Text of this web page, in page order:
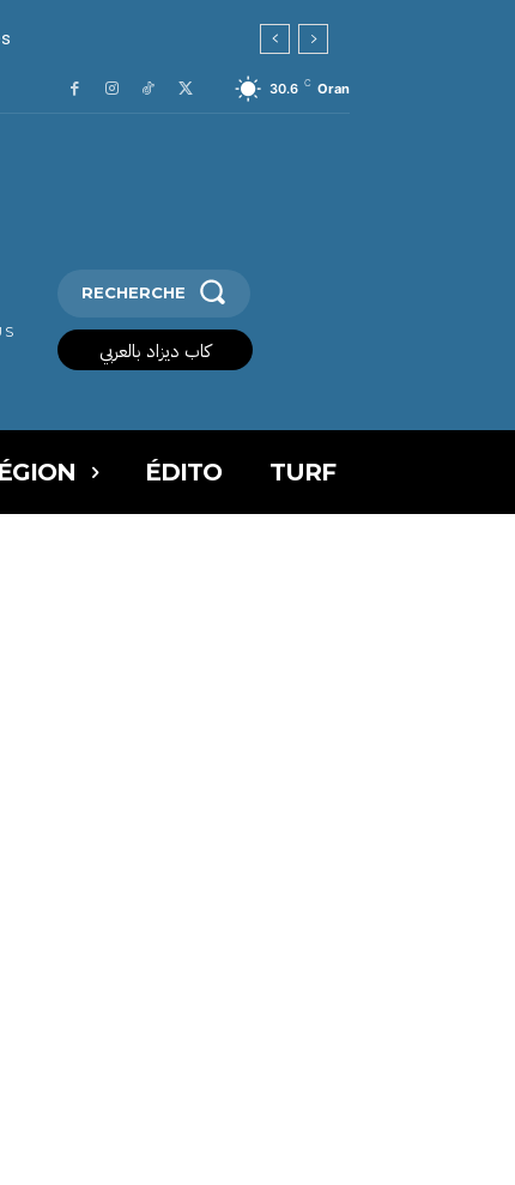
30.6 C Oran
RECHERCHE
كاب ديزاد بالعربي
ÉDITO TURF